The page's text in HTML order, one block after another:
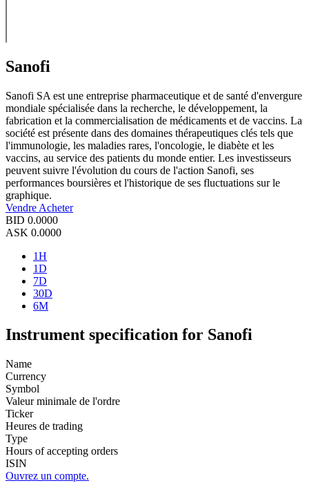
Sanofi
Sanofi SA est une entreprise pharmaceutique et de santé d'envergure
mondiale spécialisée dans la recherche, le développement, la
fabrication et la commercialisation de médicaments et de vaccins. La
société est présente dans des domaines thérapeutiques clés tels que
l'immunologie, les maladies rares, l'oncologie, le diabète et les
vaccins, au service des patients du monde entier. Les investisseurs
peuvent suivre l'évolution du cours de l'action Sanofi, ses
performances boursières et l'historique de ses fluctuations sur le
graphique.
Vendre Acheter
BID 0.0000
ASK 0.0000
1H
1D
7D
30D
6M
Instrument specification for Sanofi
Name
Currency
Symbol
Valeur minimale de l'ordre
Ticker
Heures de trading
Type
Hours of accepting orders
ISIN
Ouvrez un compte.